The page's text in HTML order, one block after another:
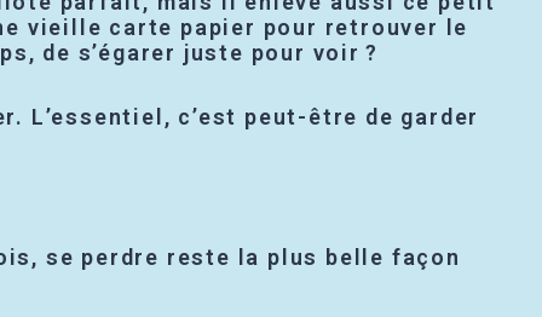
vieille carte papier pour retrouver le
de s’égarer juste pour voir ?
L’essentiel, c’est peut-être de garder
se perdre reste la plus belle façon